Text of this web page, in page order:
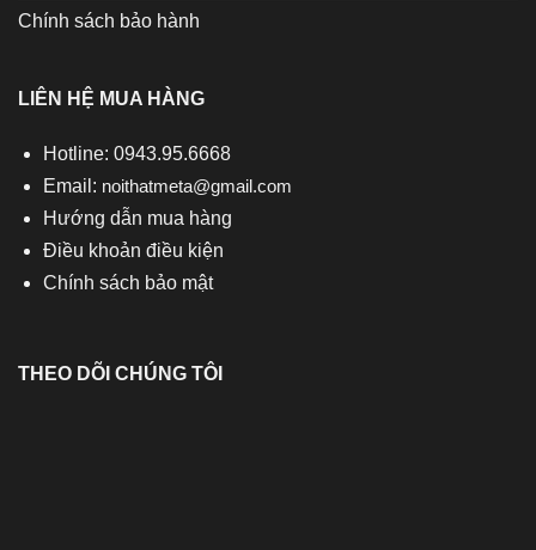
Chính sách bảo hành
LIÊN HỆ MUA HÀNG
Hotline: 0943.95.6668
Email: noithatmeta@gmail.com
Hướng dẫn mua hàng
Điều khoản điều kiện
Chính sách bảo mật
THEO DÕI CHÚNG TÔI